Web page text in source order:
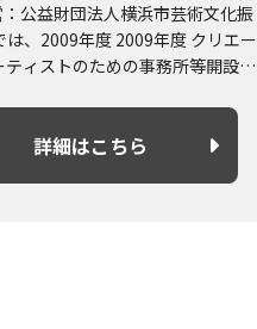
：公益財団法人横浜市芸術文化振
は、2009年度 2009年度 クリエー
ティストのための事務所等開設支
要項については詳細はこちらより
さい。詳細はこちら